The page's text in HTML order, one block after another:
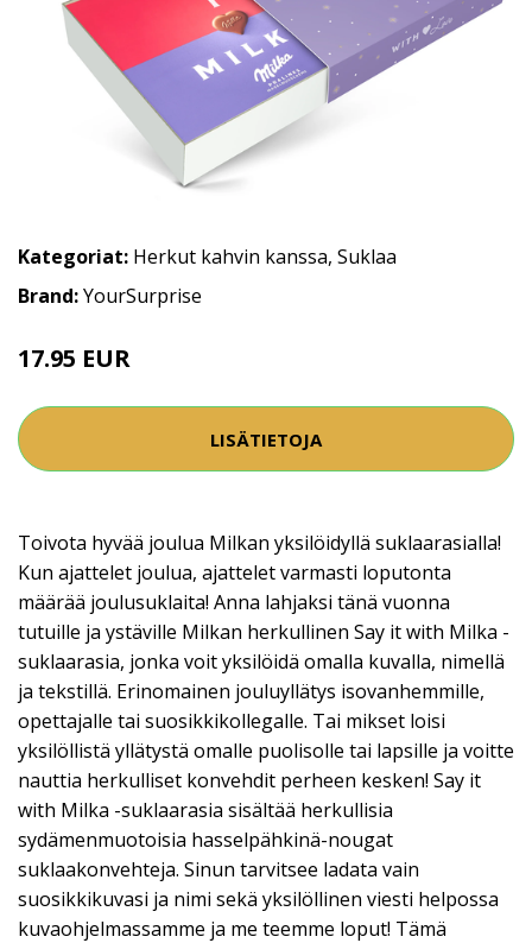
Kategoriat: Herkut kahvin kanssa, Suklaa
Brand:YourSurprise
17.95 EUR
LISÄTIETOJA
Toivota hyvää joulua Milkan yksilöidyllä suklaarasialla!
Kun ajattelet joulua, ajattelet varmasti loputonta
määrää joulusuklaita! Anna lahjaksi tänä vuonna
tutuille ja ystäville Milkan herkullinen Say it with Milka -
suklaarasia, jonka voit yksilöidä omalla kuvalla, nimellä
ja tekstillä. Erinomainen jouluyllätys isovanhemmille,
opettajalle tai suosikkikollegalle. Tai mikset loisi
yksilöllistä yllätystä omalle puolisolle tai lapsille ja voitte
nauttia herkulliset konvehdit perheen kesken! Say it
with Milka -suklaarasia sisältää herkullisia
sydämenmuotoisia hasselpähkinä-nougat
suklaakonvehteja. Sinun tarvitsee ladata vain
suosikkikuvasi ja nimi sekä yksilöllinen viesti helpossa
kuvaohjelmassamme ja me teemme loput! Tämä